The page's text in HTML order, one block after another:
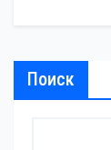
Поиск